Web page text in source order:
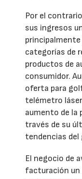
Por el
sus ingresos
principalmente
categorías de
productos de
consumidor.
oferta para
telémetro
aumento de la
través de su
tendencias del
El negocio de
facturación